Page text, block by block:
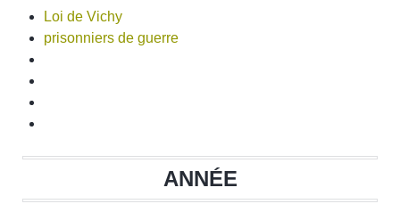
Loi de Vichy
prisonniers de guerre
ANNÉE